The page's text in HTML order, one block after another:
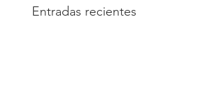
Entradas recientes